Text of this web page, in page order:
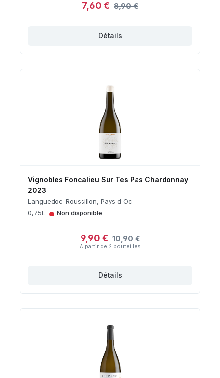
7,60 € 8,90 €
Détails
Vignobles Foncalieu Sur Tes Pas Chardonnay
2023
Languedoc-Roussillon, Pays d Oc
0,75L
• Non disponible
9,90 € 10,90 €
A partir de 2 bouteilles
Détails